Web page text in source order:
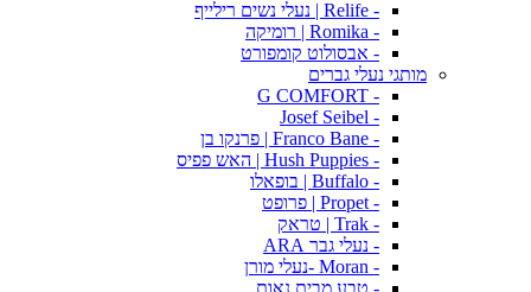
- Relife | נעלי נשים רילייף
- Romika | רומיקה
- אבסולוט קומפורט
מותגי נעלי גברים
- G COMFORT
- Josef Seibel
- Franco Bane | פרנקו בן
- Hush Puppies | האש פפיס
- Buffalo | בופאלו
- Propet | פרופט
- Trak | טראק
- נעלי גבר ARA
- Moran -נעלי מורן
- טבע מבית נאות